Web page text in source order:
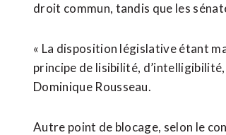
droit commun, tandis que les
« La disposition législative étant
principe de lisibilité,
Dominique Rousseau.
Autre point de blocage, selon le